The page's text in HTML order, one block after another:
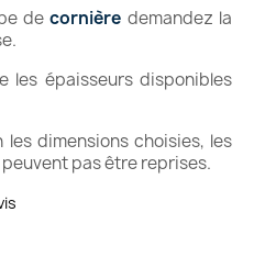
decornière demandez la
les épaisseurs disponibles
les dimensions choisies, les
pas être reprises.